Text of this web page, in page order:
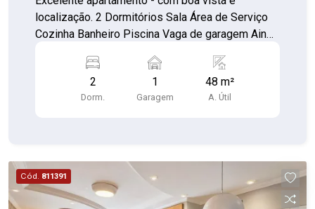
localização. 2 Dormitórios Sala Área de Serviço
Cozinha Banheiro Piscina Vaga de garagem Ainda
e espaço de Pet - condomínio está incluso gás e
2
Dorm.
1
Garagem
48 m²
A. Útil
Cód. 811391